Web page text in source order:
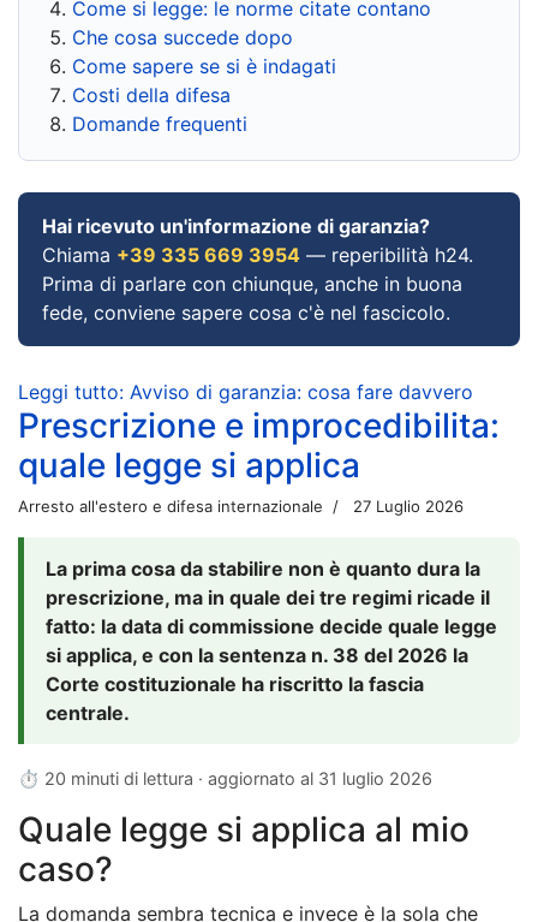
Come si legge: le norme citate contano
Che cosa succede dopo
Come sapere se si è indagati
Costi della difesa
Domande frequenti
Hai ricevuto un'informazione di garanzia?
Chiama +39 335 669 3954 — reperibilità h24.
Prima di parlare con chiunque, anche in buona
fede, conviene sapere cosa c'è nel fascicolo.
Leggi tutto: Avviso di garanzia: cosa fare davvero
Prescrizione e improcedibilita:
quale legge si applica
Arresto all'estero e difesa internazionale 27 Luglio 2026
La prima cosa da stabilire non è quanto dura la
prescrizione, ma in quale dei tre regimi ricade il
fatto: la data di commissione decide quale legge
si applica, e con la sentenza n. 38 del 2026 la
Corte costituzionale ha riscritto la fascia
centrale.
⏱ 20 minuti di lettura · aggiornato al 31 luglio 2026
Quale legge si applica al mio
caso?
La domanda sembra tecnica e invece è la sola che